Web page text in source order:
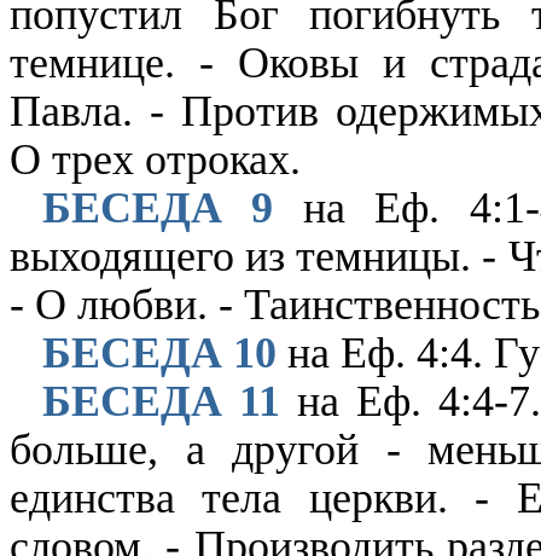
попустил Бог погибнуть
темнице. - Оковы и
Павла. - Против
О трех отроках.
БЕСЕДА 9 на Еф. 4:1-
выходящего из темницы. -
- О любви. -
БЕСЕДА 10 на Еф. 4:4.
БЕСЕДА 11 на Еф. 4:4-
больше, а другой -
единства тела церкви. -